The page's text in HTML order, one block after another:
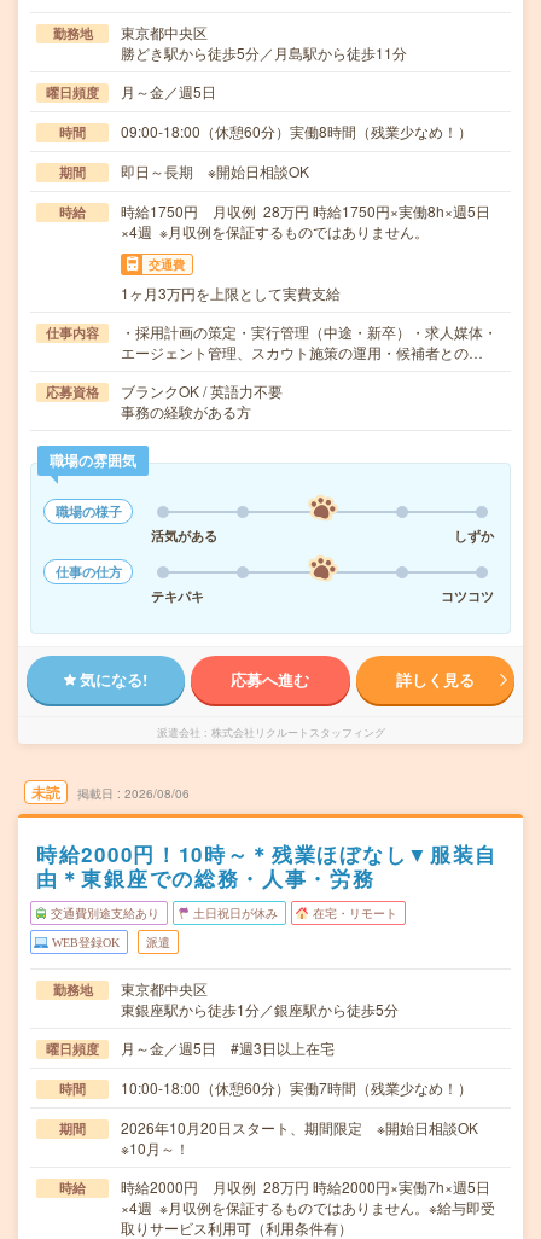
勤務地
東京都中央区
勝どき駅から徒歩5分／月島駅から徒歩11分
曜日頻度 月～金／週5日
時間 09:00-18:00（休憩60分）実働8時間（残業少なめ！）
期間 即日～長期 ※開始日相談OK
時給
時給1750円 月収例 28万円 時給1750円×実働8h×週5日
×4週 ※月収例を保証するものではありません。
交通費
1ヶ月3万円を上限として実費支給
仕事内容
・採用計画の策定・実行管理（中途・新卒）・求人媒体・
エージェント管理、スカウト施策の運用・候補者との…
応募資格
ブランクOK / 英語力不要
事務の経験がある方
職場の雰囲気
職場の様子
活気がある
しずか
仕事の仕方
テキパキ
コツコツ
気になる! 応募へ進む 詳しく見る
派遣会社 株式会社リクルートスタッフィング
未読 掲載日 2026/08/06
時給2000円！10時～＊残業ほぼなし▼服装自
由＊東銀座での総務・人事・労務
交通費別途支給あり 土日祝日が休み 在宅・リモート
WEB登録OK 派遣
勤務地
東京都中央区
東銀座駅から徒歩1分／銀座駅から徒歩5分
曜日頻度 月～金／週5日 #週3日以上在宅
時間 10:00-18:00（休憩60分）実働7時間（残業少なめ！）
期間
2026年10月20日スタート、期間限定 ※開始日相談OK
※10月～！
時給
時給2000円 月収例 28万円 時給2000円×実働7h×週5日
×4週 ※月収例を保証するものではありません。※給与即受
取りサービス利用可（利用条件有）